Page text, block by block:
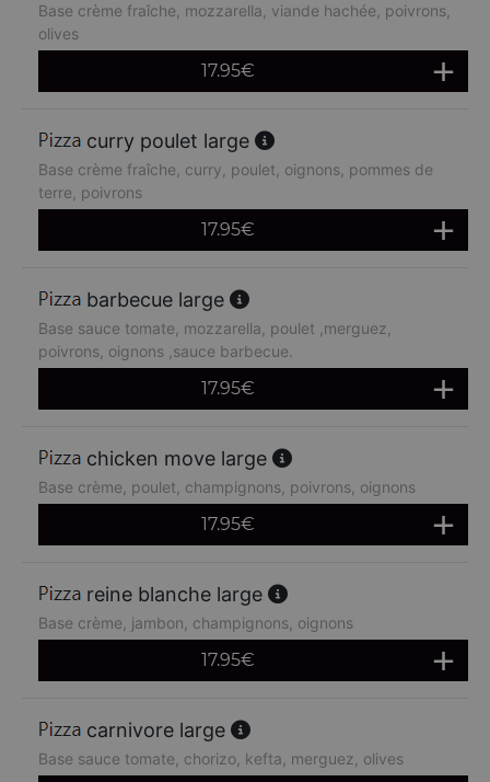
Base crème fraîche, mozzarella, viande hachée, poivrons,
olives
17.95€
curry poulet large
Base crème fraîche, curry, poulet, oignons, pommes de
terre, poivrons
17.95€
barbecue large
Base sauce tomate, mozzarella, poulet ,merguez,
poivrons, oignons ,sauce barbecue.
17.95€
chicken move large
Base crème, poulet, champignons, poivrons, oignons
17.95€
reine blanche large
Base crème, jambon, champignons, oignons
17.95€
carnivore large
Base sauce tomate, chorizo, kefta, merguez, olives